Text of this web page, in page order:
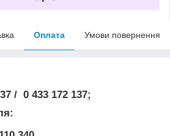
Оплата Умови повернення
/ 0 433 172 137;